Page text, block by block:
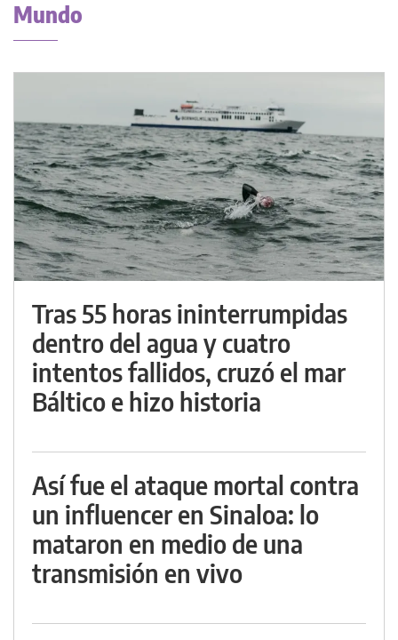
Mundo
Tras 55 horas ininterrumpidas
dentro del agua y cuatro
intentos fallidos, cruzó el mar
Báltico e hizo historia
Así fue el ataque mortal contra
un influencer en Sinaloa: lo
mataron en medio de una
transmisión en vivo